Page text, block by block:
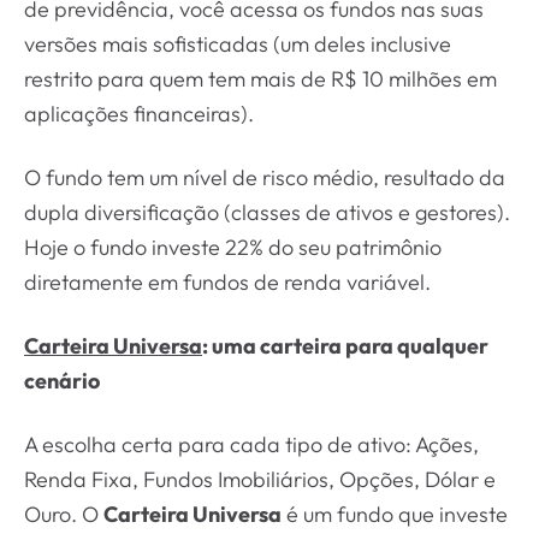
de previdência, você acessa os fundos nas suas
versões mais sofisticadas (um deles inclusive
restrito para quem tem mais de R$ 10 milhões em
aplicações financeiras).
O fundo tem um nível de risco médio, resultado da
dupla diversificação (classes de ativos e gestores).
Hoje o fundo investe 22% do seu patrimônio
diretamente em fundos de renda variável.
Carteira Universa: uma carteira para qualquer
cenário
A escolha certa para cada tipo de ativo: Ações,
Renda Fixa, Fundos Imobiliários, Opções, Dólar e
Ouro. OCarteira Universa é um fundo que investe